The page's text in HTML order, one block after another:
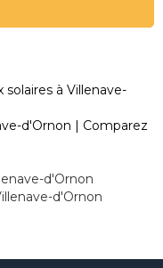
à Villenave-
d'Ornon | Comparez
d'Ornon
d'Ornon